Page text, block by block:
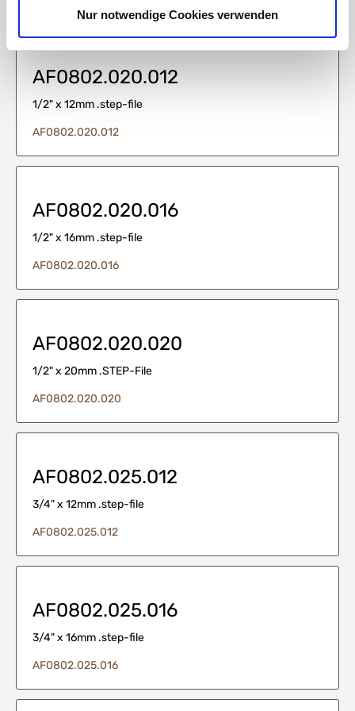
Nur notwendige Cookies verwenden
AF0802.020.012
1/2" x 12mm .step-file
AF0802.020.012
AF0802.020.016
1/2" x 16mm .step-file
AF0802.020.016
AF0802.020.020
1/2" x 20mm .STEP-File
AF0802.020.020
AF0802.025.012
3/4" x 12mm .step-file
AF0802.025.012
AF0802.025.016
3/4" x 16mm .step-file
AF0802.025.016